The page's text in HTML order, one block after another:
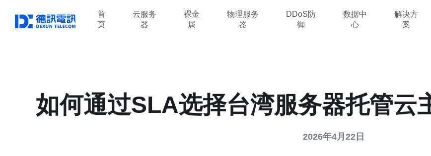
首
页
云服务
器
裸金
属
物理服务
器
DDoS防
御
数据中
心
解决方
案
如何通过SLA选择台湾服务器托管云
2026年4月22日